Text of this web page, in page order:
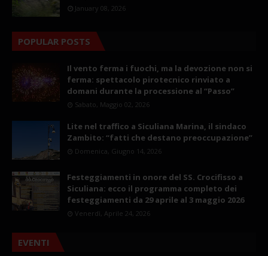
January 08, 2026
POPULAR POSTS
Il vento ferma i fuochi, ma la devozione non si
ferma: spettacolo pirotecnico rinviato a
domani durante la processione al “Passo”
Sabato, Maggio 02, 2026
Lite nel traffico a Siculiana Marina, il sindaco
Zambito: “fatti che destano preoccupazione”
Domenica, Giugno 14, 2026
Festeggiamenti in onore del SS. Crocifisso a
Siculiana: ecco il programma completo dei
festeggiamenti da 29 aprile al 3 maggio 2026
Venerdì, Aprile 24, 2026
EVENTI